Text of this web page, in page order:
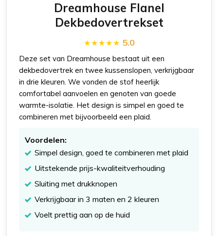
Dreamhouse Flanel
Dekbedovertrekset
5.0
Deze set van Dreamhouse bestaat uit een
dekbedovertrek en twee kussenslopen, verkrijgbaar
in drie kleuren. We vonden de stof heerlijk
comfortabel aanvoelen en genoten van goede
warmte-isolatie. Het design is simpel en goed te
combineren met bijvoorbeeld een plaid.
Voordelen:
Simpel design, goed te combineren met plaid
Uitstekende prijs-kwaliteitverhouding
Sluiting met drukknopen
Verkrijgbaar in 3 maten en 2 kleuren
Voelt prettig aan op de huid